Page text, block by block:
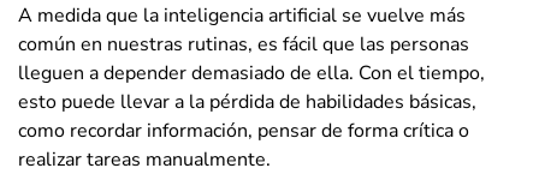
A medida que la inteligencia artificial se vuelve más
común en nuestras rutinas, es fácil que las personas
lleguen a depender demasiado de ella. Con el tiempo,
esto puede llevar a la pérdida de habilidades básicas,
como recordar información, pensar de forma crítica o
realizar tareas manualmente.